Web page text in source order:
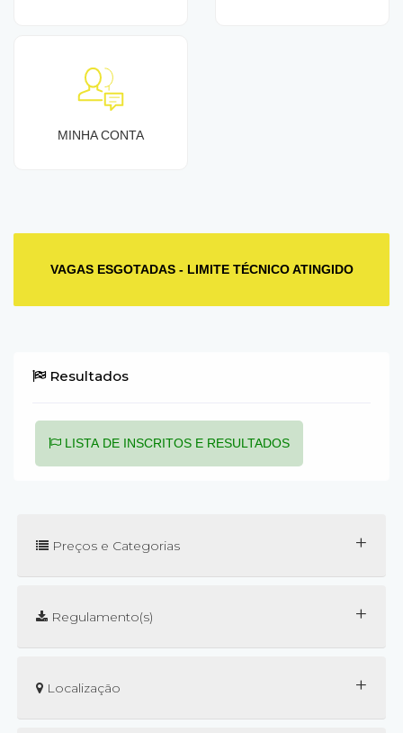
MINHA CONTA
VAGAS ESGOTADAS - LIMITE TÉCNICO ATINGIDO
Resultados
LISTA DE INSCRITOS E RESULTADOS
Preços e Categorias +
Regulamento(s) +
Localização +